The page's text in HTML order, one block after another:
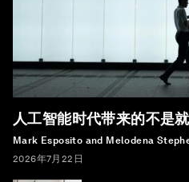
人工智能时代带来的不是
Mark Esposito and Melodena
2026年7月22日